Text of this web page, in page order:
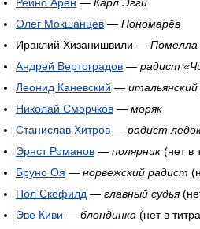
Олег Мокшанцев — Пономарёв
Ираклий Хизанишвили — Помелла
Андрей Вертоградов — радист
Леонид Каневский —
Николай Сморчков — моряк
Станислав Хитров — радист
Эрнст Романов — полярник (нет в
Бруно Оя — норвежский радист
Пол Скофилд — главный судья
Эве Киви — блондинка (нет в